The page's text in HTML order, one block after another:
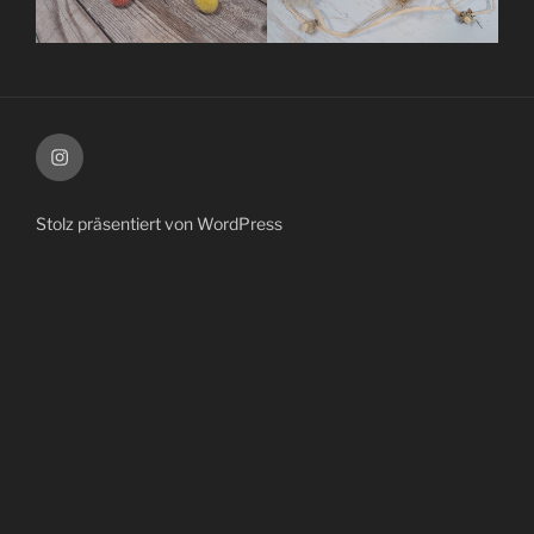
Instagram
Stolz präsentiert von WordPress